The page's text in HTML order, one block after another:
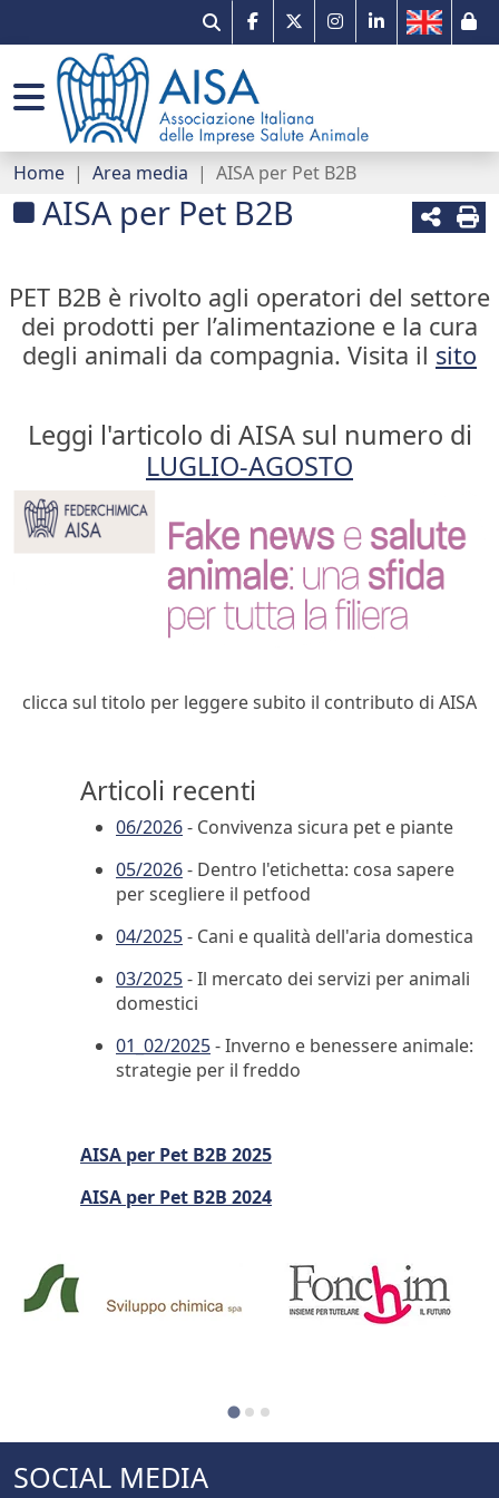
Home Area media AISA per Pet B2B
AISA per Pet B2B
PET B2B è rivolto agli operatori del settore
dei prodotti per l’alimentazione e la cura
degli animali da compagnia. Visita il sito
Leggi l'articolo di AISA sul numero di
LUGLIO-AGOSTO
clicca sul titolo per leggere subito il contributo di AISA
Articoli recenti
06/2026- Convivenza sicura pet e piante
05/2026- Dentro l'etichetta: cosa sapere
per scegliere il petfood
04/2025- Cani e qualità dell'aria domestica
03/2025- Il mercato dei servizi per animali
domestici
01_02/2025- Inverno e benessere animale:
strategie per il freddo
AISA per Pet B2B 2025
AISA per Pet B2B 2024
SOCIAL MEDIA
Il mercato
Qualità e innovazione
Missione tracciabilità
Farmacovigilanza
Gruppi di lavoro
Prontuario veterinario
Portale dei servizi
Premio Paolo Sani per Tesi di Laurea in
Medicina Veterinaria
Comunicati stampa
AISA per Pet B2B
Sondaggi
News
Link utili
Newsletter
Campagna digitale - Fedeli alla Salute
Associazione e network
Organizzazione
Imprese associate
Contatti